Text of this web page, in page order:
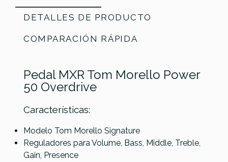
DETALLES DE PRODUCTO
COMPARACIÓN RÁPIDA
Pedal MXR Tom Morello Power
50 Overdrive
Características:
Modelo Tom Morello Signature
Reguladores para Volume, Bass, Middle, Treble,
Gain, Presence
Referencia PEDAGUIMXR085
Warm
Audio
Warm